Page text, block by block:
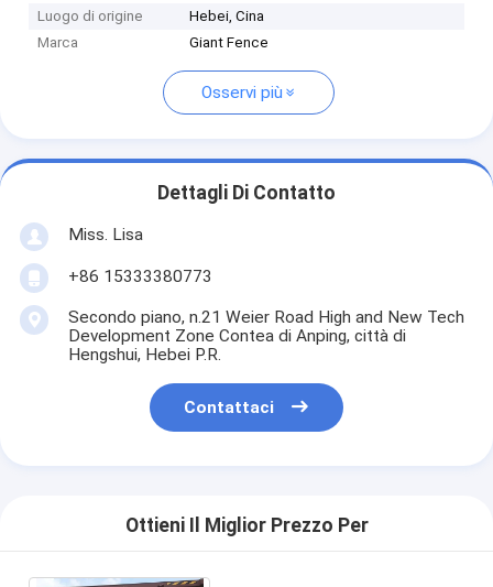
Luogo di origine
Hebei, Cina
Marca
Giant Fence
Osservi più
Dettagli Di Contatto
Miss. Lisa
+86 15333380773
Secondo piano, n.21 Weier Road High and New Tech
Development Zone Contea di Anping, città di
Hengshui, Hebei P.R.
Contattaci
Ottieni Il Miglior Prezzo Per